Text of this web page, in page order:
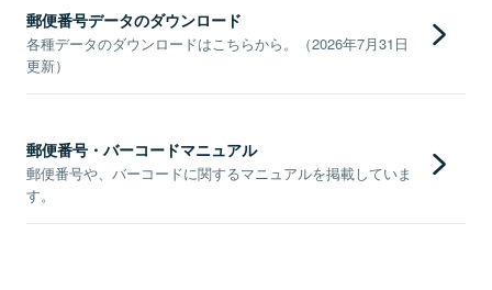
郵便番号データのダウンロード
各種データのダウンロードはこちらから。（2026年7月31日
更新）
郵便番号・バーコードマニュアル
郵便番号や、バーコードに関するマニュアルを掲載していま
す。